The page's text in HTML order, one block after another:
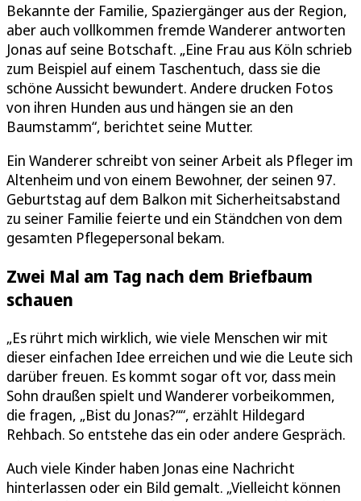
Bekannte der Familie, Spaziergänger aus der Region,
aber auch vollkommen fremde Wanderer antworten
Jonas auf seine Botschaft. „Eine Frau aus Köln schrieb
zum Beispiel auf einem Taschentuch, dass sie die
schöne Aussicht bewundert. Andere drucken Fotos
von ihren Hunden aus und hängen sie an den
Baumstamm“, berichtet seine Mutter.
Ein Wanderer schreibt von seiner Arbeit als Pfleger im
Altenheim und von einem Bewohner, der seinen 97.
Geburtstag auf dem Balkon mit Sicherheitsabstand
zu seiner Familie feierte und ein Ständchen von dem
gesamten Pflegepersonal bekam.
Zwei Mal am Tag nach dem Briefbaum
schauen
„Es rührt mich wirklich, wie viele Menschen wir mit
dieser einfachen Idee erreichen und wie die Leute sich
darüber freuen. Es kommt sogar oft vor, dass mein
Sohn draußen spielt und Wanderer vorbeikommen,
die fragen, „Bist du Jonas?““, erzählt Hildegard
Rehbach. So entstehe das ein oder andere Gespräch.
Auch viele Kinder haben Jonas eine Nachricht
hinterlassen oder ein Bild gemalt. „Vielleicht können